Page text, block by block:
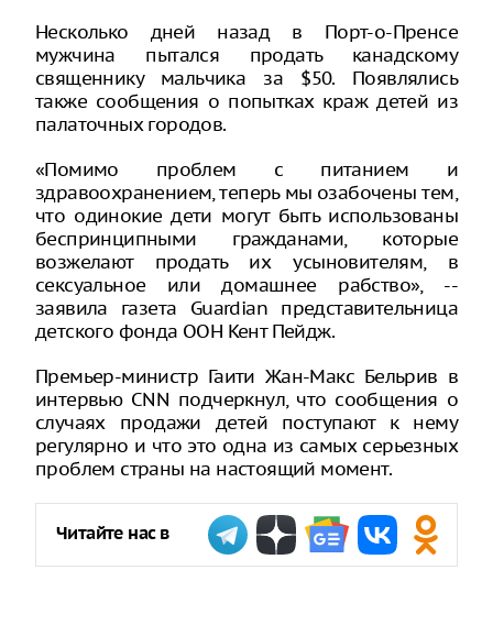
Несколько дней назад в Порт-о-Пренсе
мужчина пытался продать канадскому
священнику мальчика за $50. Появлялись
также сообщения о попытках краж детей из
палаточных городов.
«Помимо проблем с питанием и
здравоохранением, теперь мы озабочены тем,
что одинокие дети могут быть использованы
беспринципными гражданами, которые
возжелают продать их усыновителям, в
сексуальное или домашнее рабство», --
заявила газета Guardian представительница
детского фонда ООН Кент Пейдж.
Премьер-министр Гаити Жан-Макс Бельрив в
интервью CNN подчеркнул, что сообщения о
случаях продажи детей поступают к нему
регулярно и что это одна из самых серьезных
проблем страны на настоящий момент.
Читайте нас в